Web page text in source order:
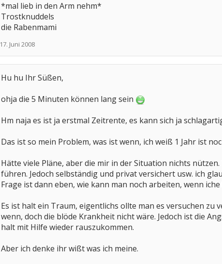
*mal lieb in den Arm nehm*
Trostknuddels
die Rabenmami
17. Juni 2008
Hu hu Ihr Süßen,
ohja die 5 Minuten können lang sein
Hm naja es ist ja erstmal Zeitrente, es kann sich ja
Das ist so mein Problem, was ist wenn, ich weiß 1 Jahr ist
Hätte viele Pläne, aber die mir in der Situation nichts
führen. Jedoch selbständig und privat versichert usw. ich
Frage ist dann eben, wie kann man noch arbeiten, wenn
Es ist halt ein Traum, eigentlichs ollte man es versuchen
wenn, doch die blöde Krankheit nicht wäre. Jedoch ist die
halt mit Hilfe wieder rauszukommen.
Aber ich denke ihr wißt was ich meine.